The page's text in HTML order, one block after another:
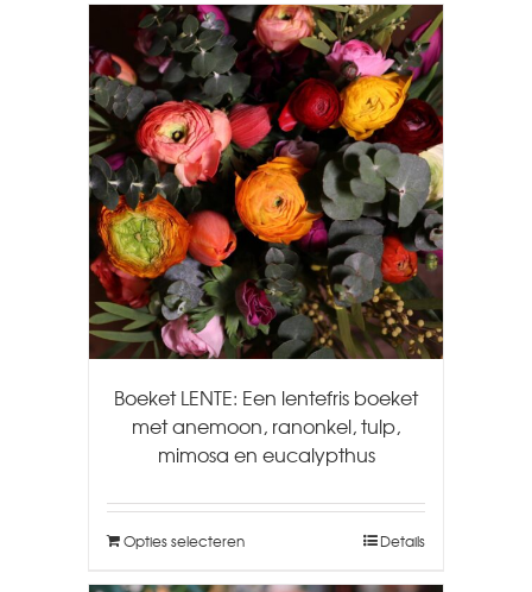
Boeket LENTE: Een lentefris boeket
met anemoon, ranonkel, tulp,
mimosa en eucalypthus
Opties selecteren Details